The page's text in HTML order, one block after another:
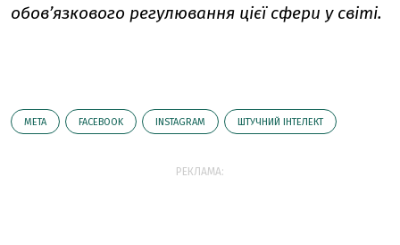
обов’язкового регулювання цієї сфери у світі.
META FACEBOOK INSTAGRAM ШТУЧНИЙ ІНТЕЛЕКТ
РЕКЛАМА: